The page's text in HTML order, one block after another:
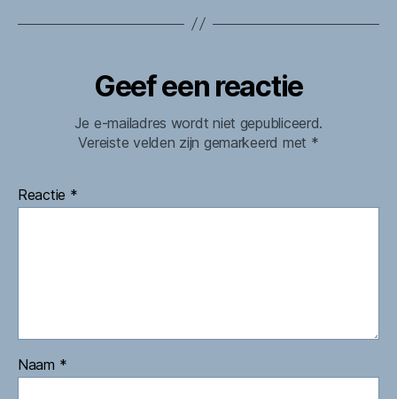
Geef een reactie
Je e-mailadres wordt niet gepubliceerd.
Vereiste velden zijn gemarkeerd met *
Reactie *
Naam *